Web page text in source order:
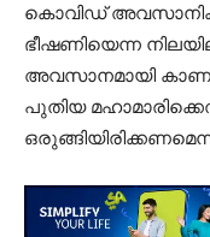
കൊവിഡ്
ഭീഷണിയെന്ന
അവസാനമായി
പുതിയ